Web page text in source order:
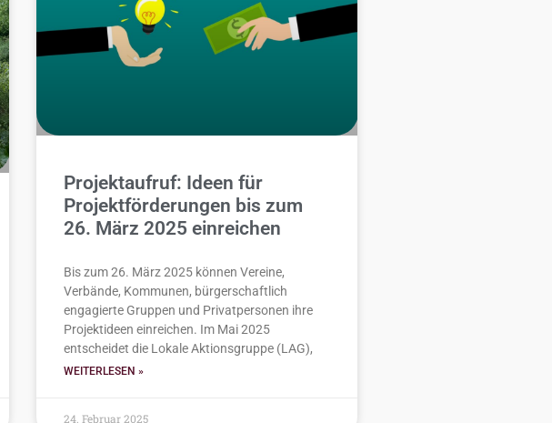
Projektaufruf: Ideen für
Projektförderungen bis zum
26. März 2025 einreichen
Bis zum 26. März 2025 können Vereine,
Verbände, Kommunen, bürgerschaftlich
engagierte Gruppen und Privatpersonen ihre
Projektideen einreichen. Im Mai 2025
entscheidet die Lokale Aktionsgruppe (LAG),
WEITERLESEN »
24. Februar 2025